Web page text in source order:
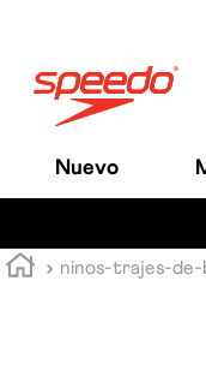
Nuevo
ninos-trajes-